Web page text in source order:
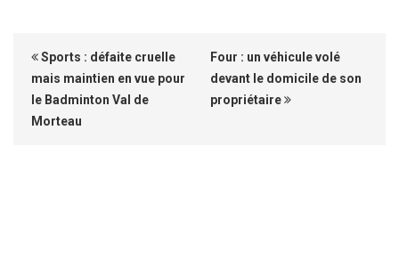
Sports : défaite cruelle
mais maintien en vue pour
le Badminton Val de
Morteau
Four : un véhicule volé
devant le domicile de son
propriétaire